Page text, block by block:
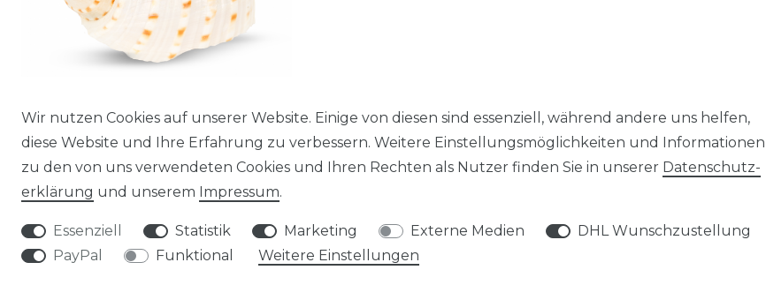
Tonna tessellata, Größe ca. 6cm |
Faßschnecke
7,63 € *
Wir nutzen Cookies auf unserer Website. Einige von diesen sind essenziell, während andere uns helfen,
diese Website und Ihre Erfahrung zu verbessern. Weitere Einstellungsmöglichkeiten und Informationen
zu den von uns verwendeten Cookies und Ihren Rechten als Nutzer finden Sie in unserer Daten­schutz­
erklärung und unserem Impressum.
Essenziell Statistik Marketing Externe Medien
DHL Wunschzustellung
PayPal
Funktional Weitere Einstellungen